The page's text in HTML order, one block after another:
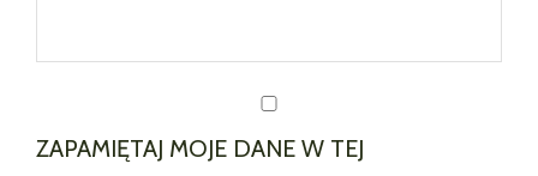
ZAPAMIĘTAJ MOJE DANE W TEJ